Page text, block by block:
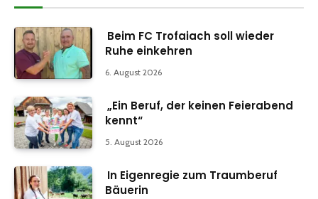
Beim FC Trofaiach soll wieder
Ruhe einkehren
6. August 2026
„Ein Beruf, der keinen Feierabend
kennt“
5. August 2026
In Eigenregie zum Traumberuf
Bäuerin